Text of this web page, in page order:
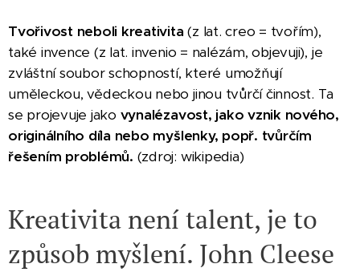
Tvořivost neboli kreativita (z lat. creo = tvořím),
také invence (z lat. invenio = nalézám, objevuji), je
zvláštní soubor schopností, které umožňují
uměleckou, vědeckou nebo jinou tvůrčí činnost. Ta
se projevuje jako vynalézavost, jako vznik nového,
originálního díla nebo myšlenky, popř. tvůrčím
řešením problémů. (zdroj: wikipedia)
Kreativita není talent, je to
způsob myšlení. John Cleese